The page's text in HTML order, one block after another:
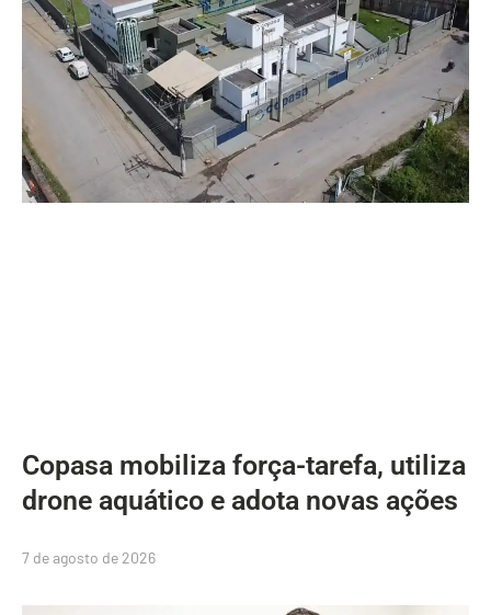
Copasa mobiliza força-tarefa, utiliza
drone aquático e adota novas ações
7 de agosto de 2026